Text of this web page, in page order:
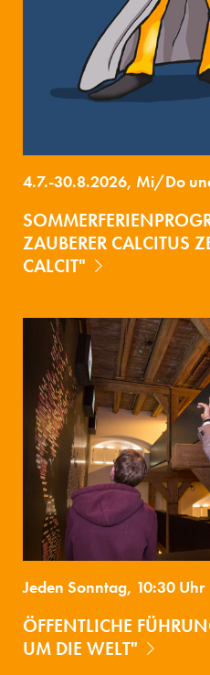
4.7.-30.8.2026, Mi/Do
ZAUBERER CALCITUS
CALCIT"
Jeden Sonntag, 10:30 Uhr
ÖFFENTLICHE
UM DIE WELT"